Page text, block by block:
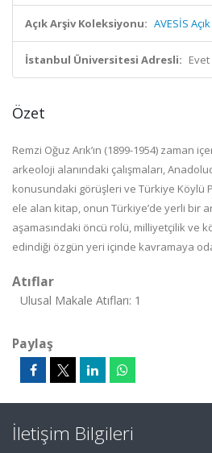
Açık Arşiv Koleksiyonu: AVESİS
İstanbul Üniversitesi Adresli: Evet
Özet
Remzi Oğuz Arık’ın (1899-1954) zaman
arkeoloji alanındaki çalışmaları,
konusundaki görüşleri ve Türkiye Köylü
ele alan kitap, onun Türkiye’de yerli bir
aşamasındaki öncü rolü, milliyetçilik ve
edindiği özgün yeri içinde kavramaya
Atıflar
Ulusal Makale Atıfları: 1
Paylaş
İletişim Bilgileri